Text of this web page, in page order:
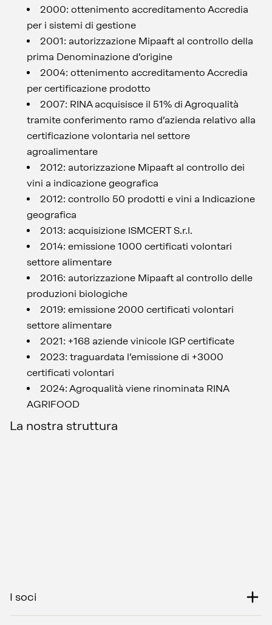
2000: ottenimento accreditamento Accredia
per i sistemi di gestione
2001: autorizzazione Mipaaft al controllo della
prima Denominazione d’origine
2004: ottenimento accreditamento Accredia
per certificazione prodotto
2007: RINA acquisisce il 51% di Agroqualità
tramite conferimento ramo d’azienda relativo alla
certificazione volontaria nel settore
agroalimentare
2012: autorizzazione Mipaaft al controllo dei
vini a indicazione geografica
2012: controllo 50 prodotti e vini a Indicazione
geografica
2013: acquisizione ISMCERT S.r.l.
2014: emissione 1000 certificati volontari
settore alimentare
2016: autorizzazione Mipaaft al controllo delle
produzioni biologiche
2019: emissione 2000 certificati volontari
settore alimentare
2021: +168 aziende vinicole IGP certificate
2023: traguardata l’emissione di +3000
certificati volontari
2024: Agroqualità viene rinominata RINA
AGRIFOOD
La nostra struttura
I soci